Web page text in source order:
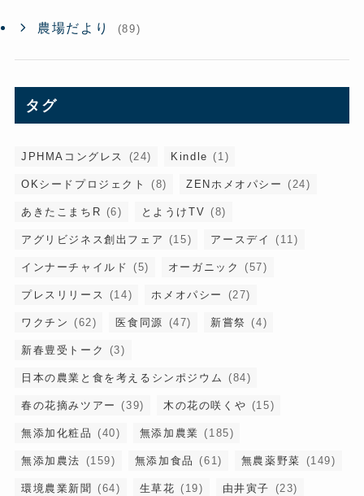
農場だより (89)
タグ
JPHMAコングレス (24) Kindle (1)
OKシードプロジェクト (8) ZENホメオパシー (24)
あきたこまちR (6) とようけTV (8)
アグリビジネス創出フェア (15) アースデイ (11)
インナーチャイルド (5) オーガニック (57)
プレスリリース (14) ホメオパシー (27)
ワクチン (62) 医食同源 (47) 新嘗祭 (4)
新春豊受トーク (3)
日本の農業と食を考えるシンポジウム (84)
春の花摘みツアー (39) 木の花の咲くや (15)
無添加化粧品 (40) 無添加農業 (185)
無添加農法 (159) 無添加食品 (61) 無農薬野菜 (149)
環境農業新聞 (64) 生草花 (19) 由井寅子 (23)